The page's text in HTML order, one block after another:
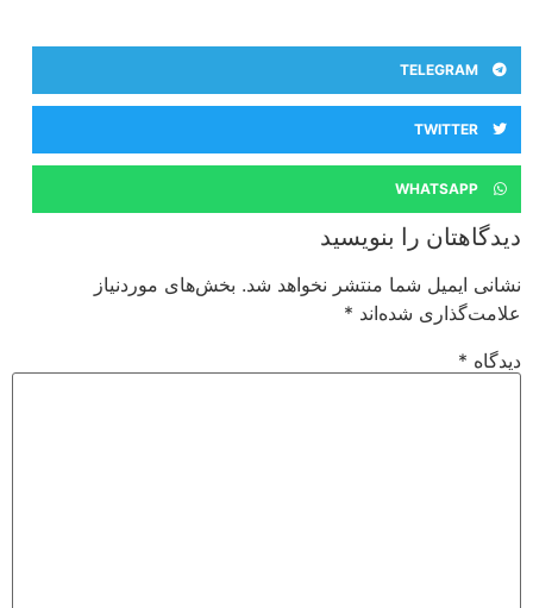
TELEGRAM
TWITTER
WHATSAPP
دیدگاهتان را بنویسید
نشانی ایمیل شما منتشر نخواهد شد. بخش‌های موردنیاز
علامت‌گذاری شده‌اند*
دیدگاه*